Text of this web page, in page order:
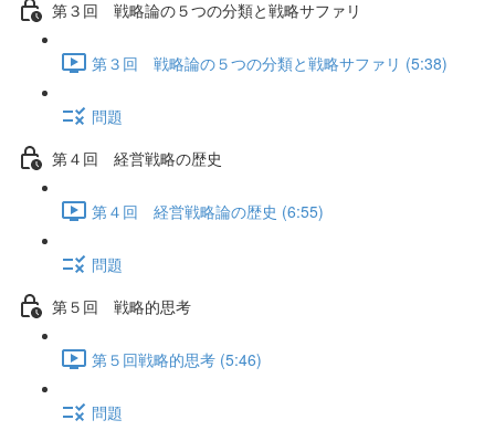
第３回 戦略論の５つの分類と戦略サファリ
第３回 戦略論の５つの分類と戦略サファリ (5:38)
問題
第４回 経営戦略の歴史
第４回 経営戦略論の歴史 (6:55)
問題
第５回 戦略的思考
第５回戦略的思考 (5:46)
問題